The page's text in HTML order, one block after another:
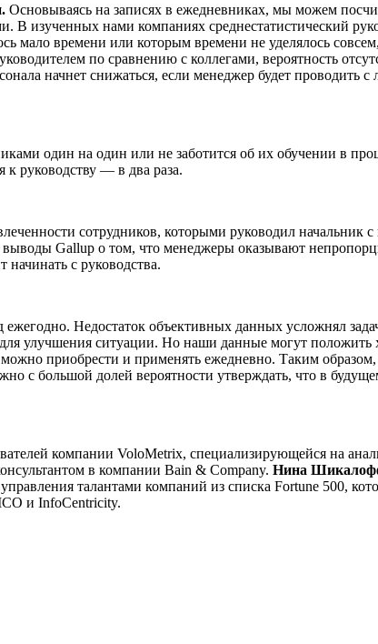
Основываясь на записях в ежедневниках, мы можем
изученных нами компаниях среднестатистический
мало времени или которым времени не уделялось
по сравнению с коллегами, вероятность
начнет снижаться, если менеджер будет
один на один или не заботится об их обучении в
к руководству — в два раза.
сотрудников, которыми руководил начальник
Gallup о том, что менеджеры оказывают
с руководства.
Недостаток объективных данных усложнял
улучшения ситуации. Но наши данные могут
приобрести и применять ежедневно. Таким
с большой долей вероятности утверждать, что в
компании VoloMetrix, специализирующейся на
в компании Bain & Company. Нина
талантами компаний из списка Fortune 500,
и InfoCentricity.